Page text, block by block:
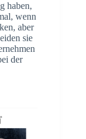
haben,
wenn
aber
sie
der